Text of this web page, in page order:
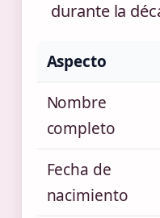
durante la
Aspecto
Nombre
completo
Fecha de
nacimiento